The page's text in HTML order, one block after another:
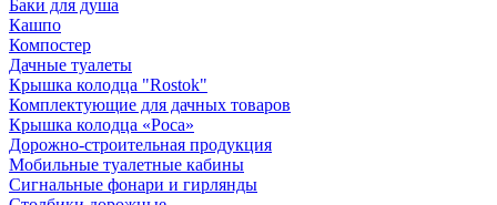
Баки для душа
Кашпо
Компостер
Дачные туалеты
Крышка колодца "Rostok"
Комплектующие для дачных товаров
Крышка колодца «Роса»
Дорожно-строительная продукция
Мобильные туалетные кабины
Сигнальные фонари и гирлянды